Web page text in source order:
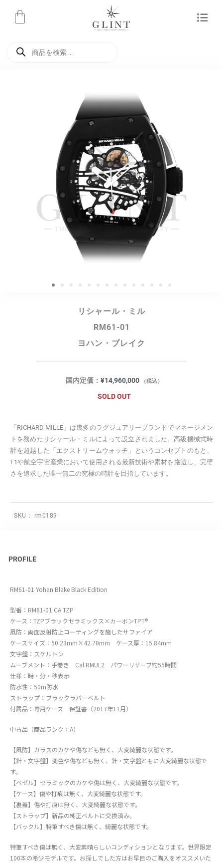
リシャール・ミル
RM61-01
ヨハン・ブレイク
国内定価： ¥14,960,000 （税込）
SOLD OUT
「RICHARD MILLE」は幾多のラグジュアリーブランドでマネージメン
トを務めたリシャール・ミルによって設立されました。高級機械式時
計を超越した「エクストリームウォッチ」というコンセプトのもと、
F1や航空宇宙産業において使用される最新技術や素材を厳選し、完璧
さを追求した唯一無二の究極の時計を目指しています。
SKU： rm0189
PROFILE
RM61-01 Yohan Blake Black Edition
型番：RM61-01 CA TZP
ケース：TZPブラックセラミックス×カーボンTPT®
風防：両面反射防止コーティングを施したサファイア
ケースサイズ：50.23mm×42.70mm ケース厚：15.84mm
文字盤：スケルトン
ムーブメント：手巻き Cal.RMUL2 パワーリザーブ約55時間
仕様：時・分・秒表示
防水性：50m防水
ストラップ：ブラックラバーベルト
付属品：専用ケース 保証書（2017年11月）
中古品（商品ランク：A）
【風防】ガラスのカケや傷なども無く、大変綺麗な状態です。
【針・文字盤】変色や傷なども無く、針・文字盤ともに大変綺麗な状態で
す。
【ベゼル】セラミックのカケや傷は無く、大変綺麗な状態です。
【ケース】傷や打痕は無く、大変綺麗な状態です。
【裏蓋】傷や打痕は無く、大変綺麗な状態です。
【ストラップ】新品の純正ベルトに交換済み。
【バックル】特筆すべき傷は無く、綺麗な状態です。
特筆すべき傷は無く、大変素晴らしいコンディションとなります。世界限定
100本の希少モデルです。お探しでした方はお早目のご購入をオススメいた